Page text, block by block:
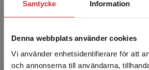
Samtycke Information
Denna webbplats använder cookies
Vi använder enhetsidentifierare för att
och annonserna till användarna,
Lena Wiklund